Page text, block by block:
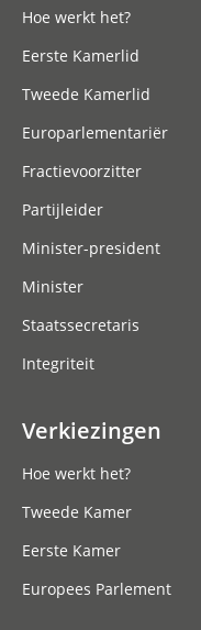
Hoe werkt het?
Eerste Kamerlid
Tweede Kamerlid
Europarlementariër
Fractievoorzitter
Partijleider
Minister-president
Minister
Staatssecretaris
Integriteit
Verkiezingen
Hoe werkt het?
Tweede Kamer
Eerste Kamer
Europees Parlement